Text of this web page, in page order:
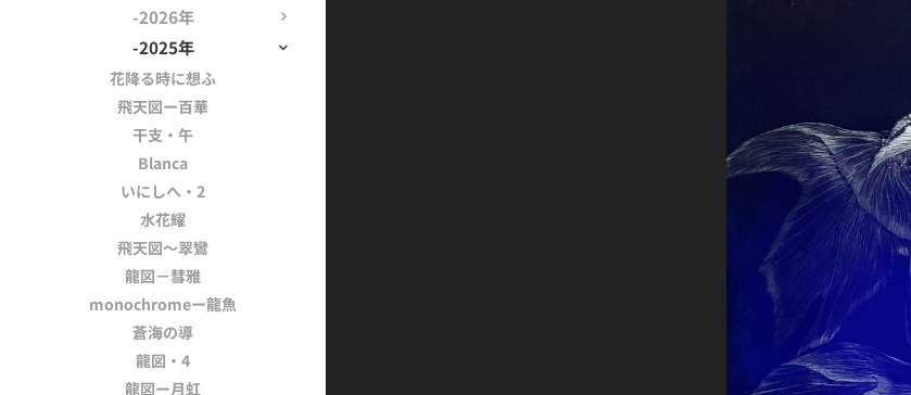
-2026年
-2025年
花降る時に想ふ
飛天図ー百華
干支・午
Blanca
いにしへ・2
水花耀
飛天図～翠鸞
龍図－彗雅
monochromeー龍魚
蒼海の導
龍図・4
龍図ー月虹